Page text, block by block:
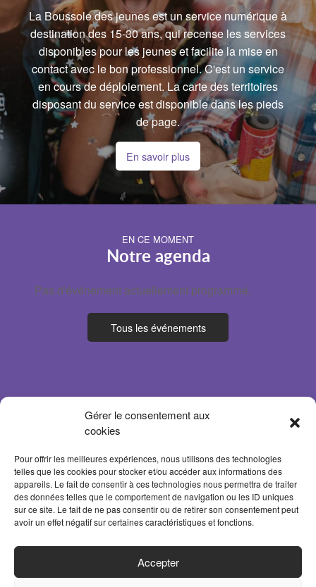
Gérer le consentement aux
cookies
Pour offrir les meilleures expériences, nous utilisons des technologies
telles que les cookies pour stocker et/ou accéder aux informations des
appareils. Le fait de consentir à ces technologies nous permettra de traiter
des données telles que le comportement de navigation ou les ID uniques
sur ce site. Le fait de ne pas consentir ou de retirer son consentement peut
avoir un effet négatif sur certaines caractéristiques et fonctions.
Accepter
La Boussole des jeunes est un service numérique à
destination des 15-30 ans, qui recense les services
disponibles pour les jeunes et facilite la mise en
contact avec le bon professionnel. C'est un service
en cours de déploiement. La carte des territoires
disposant du service est disponible dans les pieds
de page.
En savoir plus
EN CE MOMENT
Notre agenda
Pas d'événement actuellement programmé.
Tous les événements
ACCUEIL